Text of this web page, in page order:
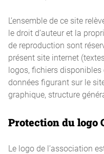
L’ensemble de ce site
le droit d’auteur et la
de reproduction sont
présent site internet
logos, fichiers
données figurant sur le
graphique, structure
Protection du logo
Le logo de l’association